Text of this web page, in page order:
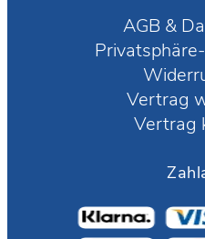
AGB &
Vertrag
Vertrag